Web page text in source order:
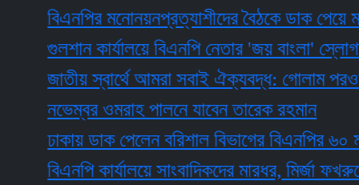
বিএনপির মনোনয়নপ্রত্যাশীদের বৈঠকে ডাক পেয়ে মঞ্জুর
গুলশান কার্যালয়ে বিএনপি নেতার 'জয় বাংলা' স্লোগান
জাতীয় স্বার্থে আমরা সবাই ঐক্যবদ্ধ: গোলাম পরওয়ার
নভেম্বর ওমরাহ পালনে যাবেন তারেক রহমান
ঢাকায় ডাক পেলেন বরিশাল বিভাগের বিএনপির ৬০
বিএনপি কার্যালয়ে সাংবাদিকদের মারধর, মির্জা ফখরুলের